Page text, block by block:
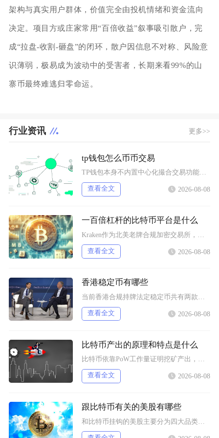
架构与真实用户群体，价值完全由投机情绪和资金流向
决定。项目方或庄家常用“百倍收益”叙事吸引散户，完
成“拉盘-收割-砸盘”的闭环，散户因信息不对称、风险意
识薄弱，极易成为波动中的受害者，长期来看99%的山
寨币最终难逃归零命运。
行业资讯 更多>>
tp钱包怎么币币交易
查看全文 2026-08-08
一百倍杠杆的比特币平台是什么
查看全文 2026-08-08
香港稳定币有哪些
查看全文 2026-08-08
比特币产出的原理和特点是什么
查看全文 2026-08-08
跟比特币有关的美股有哪些